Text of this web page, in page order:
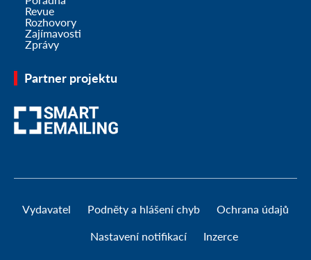
Revue
Rozhovory
Zajímavosti
Zprávy
Partner projektu
Vydavatel Podněty a hlášení chyb Ochrana údajů
Nastavení notifikací Inzerce